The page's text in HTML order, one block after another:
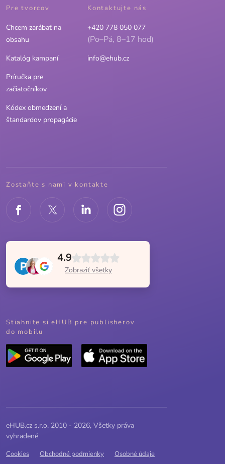
Pre tvorcov
Chcem zarábať na
obsahu
Katalóg kampaní
Príručka pre
začiatočníkov
Kódex obmedzení a
štandardov propagácie
Kontaktujte nás
+420 778 050 077
(Po–Pá, 8–17 hod)
info@ehub.cz
Zostaňte s nami v kontakte
4.9
Zobraziť všetky
Stiahnite si eHUB pre publisherov
do mobilu
eHUB.cz s.r.o. 2010 - 2026, Všetky práva
vyhradené
Cookies Obchodné podmienky Osobné údaje